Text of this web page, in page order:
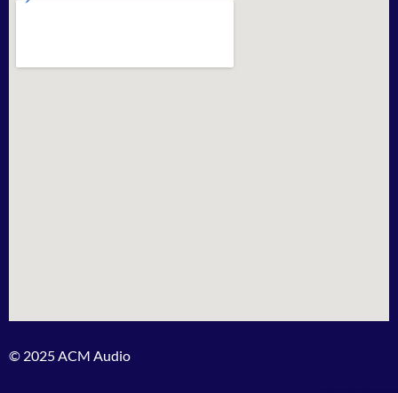
© 2025 ACM Audio